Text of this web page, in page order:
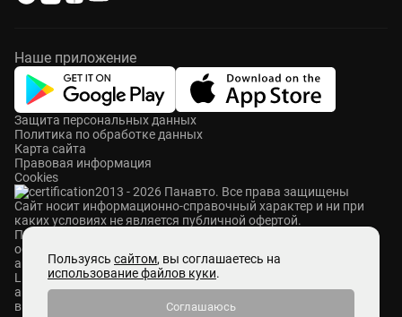
Наше приложение
2013 - 2026 Панавто. Все права защищены
Cайт носит информационно-справочный характер и ни при
каких условиях не является публичной офертой.
Защита персональных данных
Политика по обработке данных
Карта сайта
Правовая информация
Cookies
ПАНАВТО — сеть премиальных автосалонов в Москве. Мы
осуществляем продажу и сервисное обслуживание
автомобилей Mercedes-Benz, Voyah, Aurus, Hongqi, Avatr,
Lixiang, M-Hero, ROX и Zeekr. Также у нас представлены
автомобили с пробегом абсолютно разных брендов. Мы
выкупаем автомобили любых марок, ставим на комиссию и
Пользуясь сайтом, вы соглашаетесь на
использование файлов куки.
Соглашаюсь